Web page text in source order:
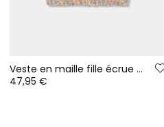
Veste en maille fille écrue multicolore à capuche
47,95 €